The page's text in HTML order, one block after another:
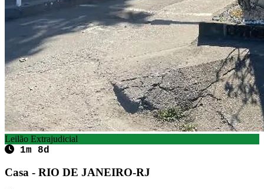
Leilão Extrajudicial
1m 8d
Casa - RIO DE JANEIRO-RJ